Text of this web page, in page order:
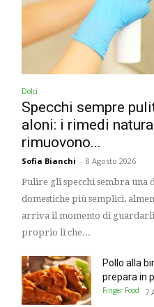
Dolci
Specchi sempre
aloni: i rimedi
rimuovono...
Sofia Bianchi - 8 Agosto 2026
Pulire gli specchi sembra una
domestiche più semplici,
arriva il momento di
proprio lì che...
Pollo alla
prepara in
Finger Food 7